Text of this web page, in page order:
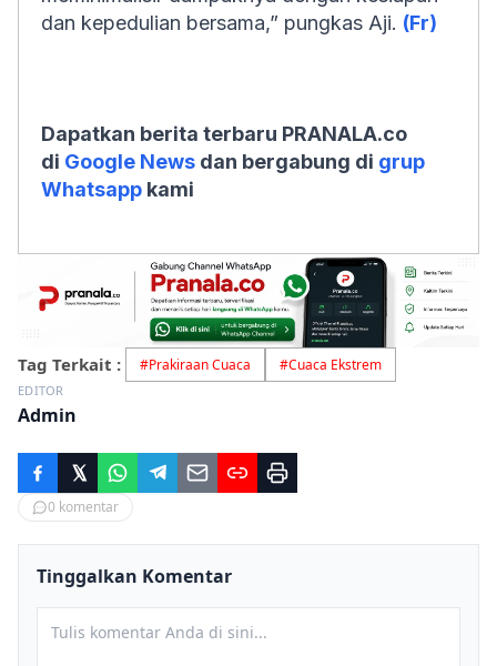
dan kepedulian bersama,” pungkas Aji. (Fr)
Dapatkan berita terbaru PRANALA.co
di Google News dan bergabung di grup
Whatsapp kami
Tag Terkait : #Prakiraan Cuaca #Cuaca Ekstrem
EDITOR
Admin
0 komentar
Tinggalkan Komentar